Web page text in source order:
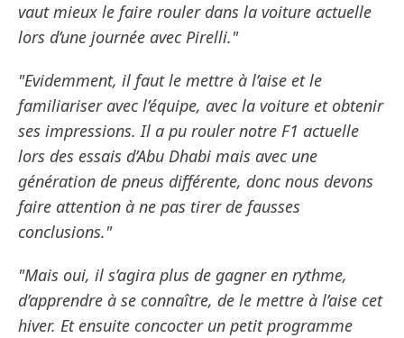
vaut mieux le faire rouler dans la voiture actuelle
lors d’une journée avec Pirelli."
"Evidemment, il faut le mettre à l’aise et le
familiariser avec l’équipe, avec la voiture et obtenir
ses impressions. Il a pu rouler notre F1 actuelle
lors des essais d’Abu Dhabi mais avec une
génération de pneus différente, donc nous devons
faire attention à ne pas tirer de fausses
conclusions."
"Mais oui, il s’agira plus de gagner en rythme,
d’apprendre à se connaître, de le mettre à l’aise cet
hiver. Et ensuite concocter un petit programme